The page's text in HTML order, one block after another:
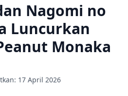
Nagomi no
Luncurkan
Monaka
17 April 2026